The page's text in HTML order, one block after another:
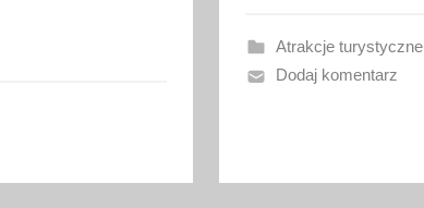
a
n
r
Atrakcje turystyczne
Dodaj komentarz